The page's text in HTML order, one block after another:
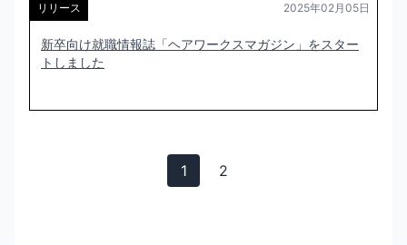
リリース 2025年02月05日
新卒向け就職情報誌「ヘアワークスマガジン」をスター
トしました
1 2